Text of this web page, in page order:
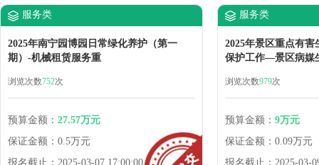
服务类
2025年南宁园博园日常绿化养护（第一
期）-机械租赁服务重
浏览次数752次
预算金额： 27.57万元
保证金额： 0.5万元
报名截止： 2025-03-07 17:00:00
服务类
2025年景区重点有
保护工作—景区病媒
浏览次数979次
预算金额： 9万元
保证金额： 0.09万元
报名截止： 2025-03-